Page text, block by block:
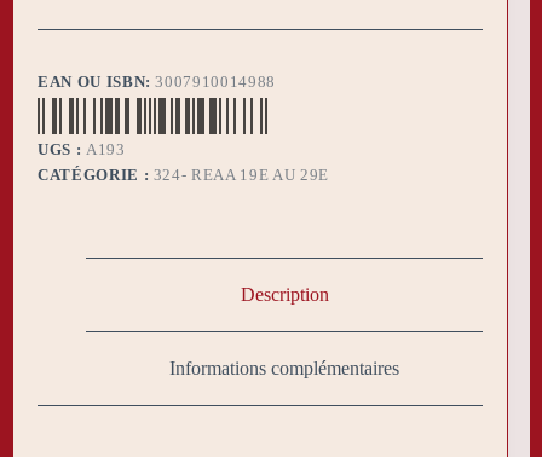
19°
EAN OU ISBN:3007910014988
UGS : A193
CATÉGORIE : 324- REAA 19E AU 29E
Description
Informations complémentaires